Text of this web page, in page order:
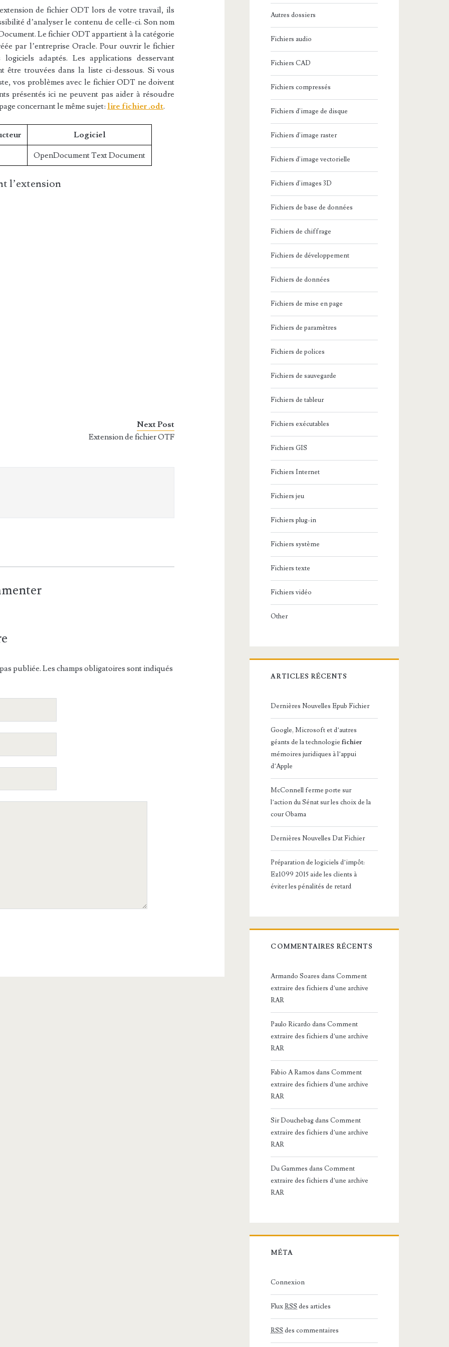
de fichier ODT lors de votre travail, ils
d’analyser le contenu de celle-ci. Son nom
Le fichier ODT appartient à la catégorie
par l’entreprise Oracle. Pour ouvrir le fichier
adaptés. Les applications desservant
être trouvées dans la liste ci-dessous. Si vous
vos problèmes avec le fichier ODT ne doivent
présentés ici ne peuvent pas aider à résoudre
concernant le même sujet: lire fichier .odt.
Logiciel
OpenDocument Text Document
l’extension
Next Post
Extension de fichier OTF
publiée. Les champs obligatoires sont indiqués
Autres dossiers
Fichiers audio
Fichiers CAD
Fichiers compressés
Fichiers d'image de disque
Fichiers d'image raster
Fichiers d'image vectorielle
Fichiers d'images 3D
Fichiers de base de données
Fichiers de chiffrage
Fichiers de développement
Fichiers de données
Fichiers de mise en page
Fichiers de paramètres
Fichiers de polices
Fichiers de sauvegarde
Fichiers de tableur
Fichiers exécutables
Fichiers GIS
Fichiers Internet
Fichiers jeu
Fichiers plug-in
Fichiers système
Fichiers texte
Fichiers vidéo
Other
ARTICLES RÉCENTS
Dernières Nouvelles Epub Fichier
Google, Microsoft et d’autres
géants de la technologiefichier
mémoires juridiques à l’appui
d’Apple
McConnell ferme porte sur
l’action du Sénat sur les choix de la
cour Obama
Dernières Nouvelles Dat Fichier
Préparation de logiciels d’impôt:
Ez1099 2015 aide les clients à
éviter les pénalités de retard
COMMENTAIRES RÉCENTS
Armando Soares dansComment
extraire des fichiers d’une archive
RAR
Paulo Ricardo dansComment
extraire des fichiers d’une archive
RAR
Fabio A Ramos dansComment
extraire des fichiers d’une archive
RAR
Sir DouchebagdansComment
extraire des fichiers d’une archive
RAR
Du Gammes dansComment
extraire des fichiers d’une archive
RAR
MÉTA
Connexion
FluxRSS des articles
RSS des commentaires